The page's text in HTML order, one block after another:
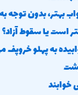
بهتر، بدون توجه
است یا سقوط آزاد؟
به پهلو خروپف
خوابند